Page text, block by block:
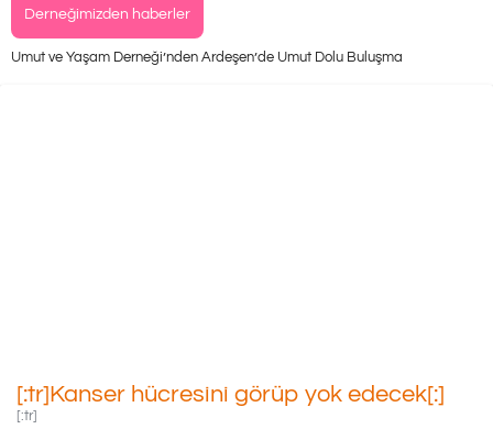
Derneğimizden haberler
Umut ve Yaşam Derneği’nden Ardeşen’de Umut Dolu Buluşma
[:tr]Kanser hücresini görüp yok edecek[:]
[:tr]